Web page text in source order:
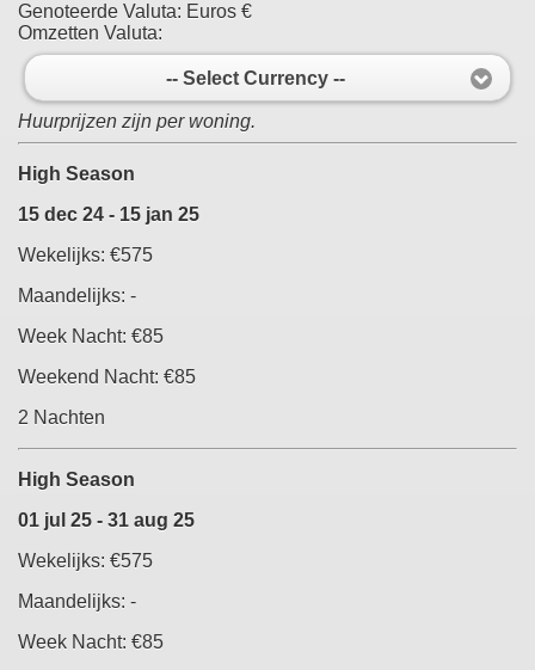
Genoteerde Valuta: Euros €
Omzetten Valuta:
-- Select Currency --
Huurprijzen zijn per woning.
High Season
15 dec 24 - 15 jan 25
Wekelijks: €575
Maandelijks: -
Week Nacht: €85
Weekend Nacht: €85
2 Nachten
High Season
01 jul 25 - 31 aug 25
Wekelijks: €575
Maandelijks: -
Week Nacht: €85